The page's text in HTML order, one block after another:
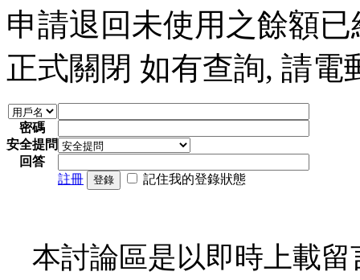
申請退回未使用之餘額
正式關閉 如有查詢, 請電
密碼
安全提問
回答
註冊
登錄 記住我的登錄狀態
本討論區是以即時上載